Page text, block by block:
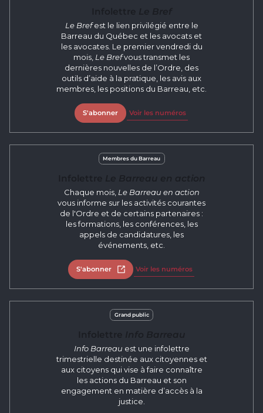
Le Brefest le lien privilégié entre le
Barreau du Québec et les avocats et
les avocates. Le premier vendredi du
mois, Le Brefvous transmet les
dernières nouvelles de l’Ordre, des
outils d’aide à la pratique, les avis aux
membres, les positions du Barreau, etc.
S'abonner Voir les numéros
Membres du Barreau
Chaque mois, Le Barreau en action
vous informe sur les activités courantes
de l'Ordre et de certains partenaires :
les formations, les conférences, les
appels de candidatures, les
événements, etc.
S'abonner Ouvrir dans un nouvel onglet
Voir les numéros
Grand public
Info Barreau est une infolettre
trimestrielle destinée aux citoyennes et
aux citoyens qui vise à faire connaître
les actions du Barreau et son
engagement en matière d’accès à la
justice.